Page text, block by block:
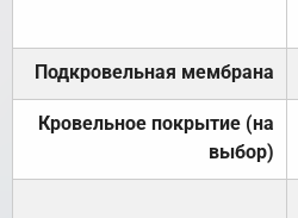
Подкровельная мембрана
Кровельное покрытие (на
выбор)